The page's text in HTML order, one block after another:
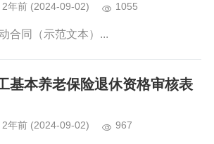
2年前 (2024-09-02) 1055
合同（示范文本）...
基本养老保险退休资格审核表
2年前 (2024-09-02) 967